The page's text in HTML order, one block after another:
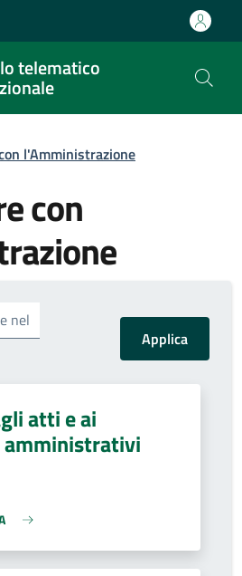
telematico
l'Amministrazione
con
nel
atti e ai